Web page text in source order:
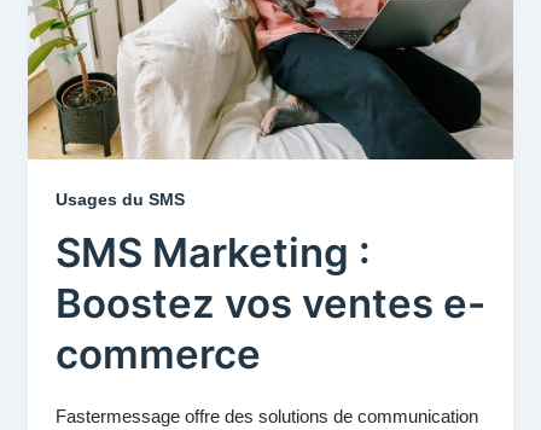
Usages du SMS
SMS Marketing :
Boostez vos ventes e-
commerce
Fastermessage offre des solutions de communication